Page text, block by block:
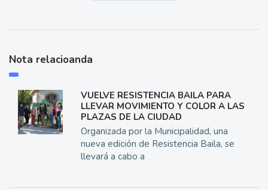
Nota relacioanda
VUELVE RESISTENCIA BAILA PARA
LLEVAR MOVIMIENTO Y COLOR A LAS
PLAZAS DE LA CIUDAD
Organizada por la Municipalidad, una
nueva edición de Resistencia Baila, se
llevará a cabo a